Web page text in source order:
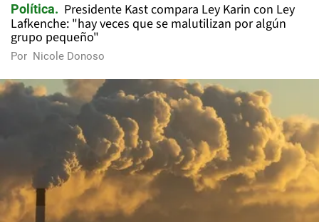
Política
Presidente Kast compara Ley Karin con Ley
Lafkenche: "hay veces que se malutilizan por algún
grupo pequeño"
Por Nicole Donoso